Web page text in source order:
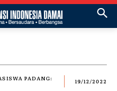
PADANG:
19/12/2022